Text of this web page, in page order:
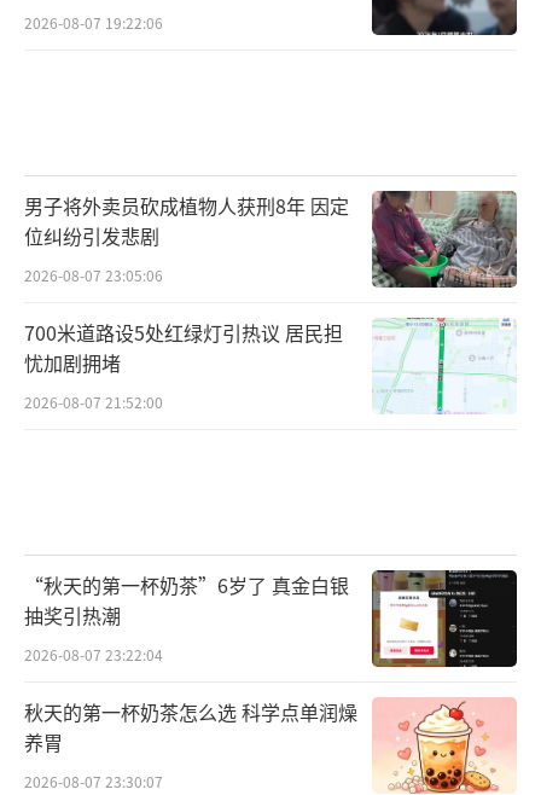
2026-08-07 19:22:06
男子将外卖员砍成植物人获刑8年 因定
位纠纷引发悲剧
2026-08-07 23:05:06
700米道路设5处红绿灯引热议 居民担
忧加剧拥堵
2026-08-07 21:52:00
“秋天的第一杯奶茶”6岁了 真金白银
抽奖引热潮
2026-08-07 23:22:04
秋天的第一杯奶茶怎么选 科学点单润燥
养胃
2026-08-07 23:30:07